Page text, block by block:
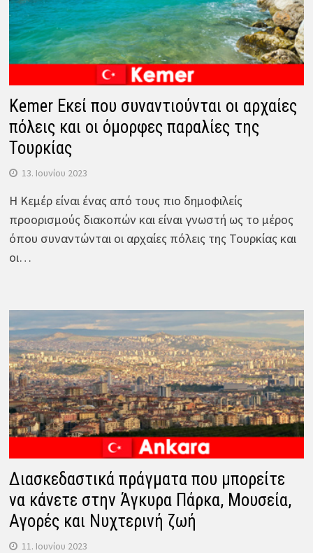
Kemer Εκεί που συναντιούνται οι αρχαίες
πόλεις και οι όμορφες παραλίες της
Τουρκίας
13. Ιουνίου 2023
Η Κεμέρ είναι ένας από τους πιο δημοφιλείς
προορισμούς διακοπών και είναι γνωστή ως το μέρος
όπου συναντώνται οι αρχαίες πόλεις της Τουρκίας και
οι…
Διασκεδαστικά πράγματα που μπορείτε
να κάνετε στην Άγκυρα Πάρκα, Μουσεία,
Αγορές και Νυχτερινή ζωή
11. Ιουνίου 2023